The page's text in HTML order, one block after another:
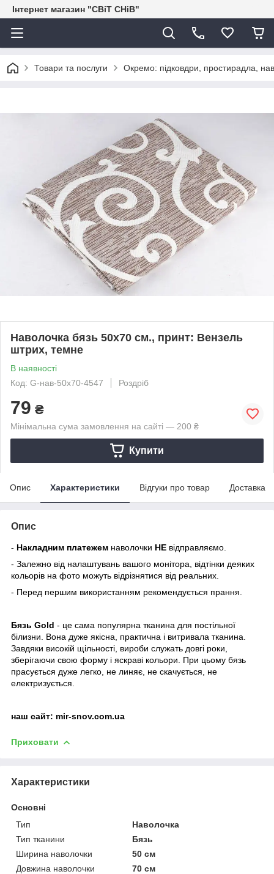
Інтернет магазин "СВіТ СНіВ"
Товари та послуги Окремо: підковдри, простирадла,
Наволочка бязь 50х70 см., принт: Вензель
штрих, темне
В наявності
Код: G-нав-50х70-4547
Роздріб
79 ₴
Мінімальна сума замовлення на сайті — 200 ₴
Купити
Опис Характеристики Відгуки про товар Доставка
Опис
- Накладним платежем наволочки НЕ відправляємо.
- Залежно від налаштувань вашого монітора, відтінки деяких
кольорів на фото можуть відрізнятися від реальних.
- Перед першим використанням рекомендується прання.
Бязь Gold - це сама популярна тканина для постільної
білизни. Вона дуже якісна, практична і витривала тканина.
Завдяки високій щільності, вироби служать довгі роки,
зберігаючи свою форму і яскраві кольори. При цьому бязь
прасується дуже легко, не линяє, не скачується, не
електризується.
наш сайт: mir-snov.com.ua
Приховати
Характеристики
Основні
Тип
Наволочка
Тип тканини
Бязь
Ширина наволочки
50 см
Довжина наволочки
70 см